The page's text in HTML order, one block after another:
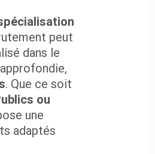
peut
dans le
. Que ce soit
ou
une
adaptés